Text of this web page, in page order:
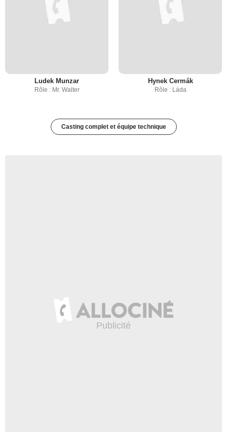
Ludek Munzar
Rôle : Mr. Walter
Hynek Cermák
Rôle : Láda
Casting complet et équipe technique